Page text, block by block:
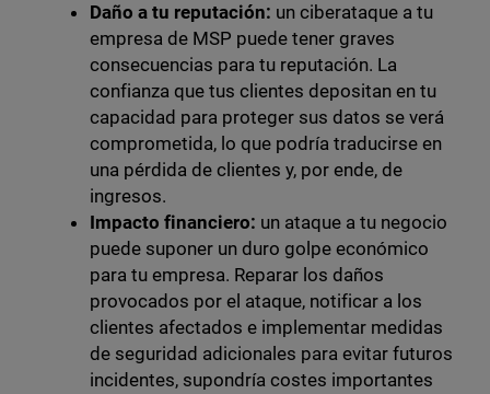
Daño a tu reputación: un ciberataque a tu
empresa de MSP puede tener graves
consecuencias para tu reputación. La
confianza que tus clientes depositan en tu
capacidad para proteger sus datos se verá
comprometida, lo que podría traducirse en
una pérdida de clientes y, por ende, de
ingresos.
Impacto financiero: un ataque a tu negocio
puede suponer un duro golpe económico
para tu empresa. Reparar los daños
provocados por el ataque, notificar a los
clientes afectados e implementar medidas
de seguridad adicionales para evitar futuros
incidentes, supondría costes importantes